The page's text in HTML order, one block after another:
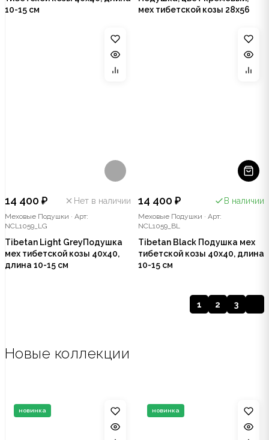
10-15 см
мех тибетской козы 28x56
14 400 ₽ Нет в наличии
Меховые Подушки · Арт:
NCL1059_LG
Tibetan Light GreyПодушка
мех тибетской козы 40x40,
длина 10-15 см
14 400 ₽ В наличии
Меховые Подушки · Арт:
NCL1059_BL
Tibetan Black Подушка мех
тибетской козы 40x40, длина
10-15 см
1 2 3
Новые коллекции
новинка новинка